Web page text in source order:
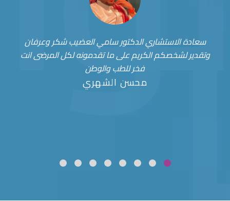
سعادة الاستشاري الدكتور سامي العضيب شكر وعرفان
وتقدير لشخصكم الكريم على ما تقدمونه لكل المرضى انت
فخر للطب والوطن
محسن الشهري